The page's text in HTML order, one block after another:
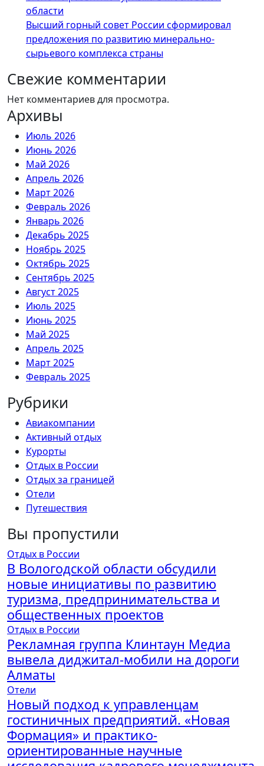
области
Высший горный совет России сформировал
предложения по развитию минерально-
сырьевого комплекса страны
Свежие комментарии
Нет комментариев для просмотра.
Архивы
Июль 2026
Июнь 2026
Май 2026
Апрель 2026
Март 2026
Февраль 2026
Январь 2026
Декабрь 2025
Ноябрь 2025
Октябрь 2025
Сентябрь 2025
Август 2025
Июль 2025
Июнь 2025
Май 2025
Апрель 2025
Март 2025
Февраль 2025
Рубрики
Авиакомпании
Активный отдых
Курорты
Отдых в России
Отдых за границей
Отели
Путешествия
Вы пропустили
Отдых в России
В Вологодской области обсудили
новые инициативы по развитию
туризма, предпринимательства и
общественных проектов
Отдых в России
Рекламная группа Клинтаун Медиа
вывела диджитал-мобили на дороги
Алматы
Отели
Новый подход к управленцам
гостиничных предприятий. «Новая
Формация» и практико-
ориентированные научные